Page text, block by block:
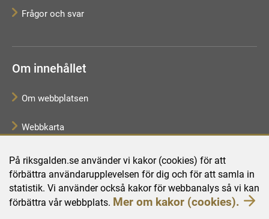
På riksgalden.se använder vi kakor (cookies) för att
förbättra användarupplevelsen för dig och för att samla in
statistik. Vi använder också kakor för webbanalys så vi kan
förbättra vår webbplats. Mer om kakor (cookies).
Frågor och svar
Om innehållet
Om webbplatsen
Webbkarta
Tillgänglighetsredogörelse
Behandling av personuppgifter